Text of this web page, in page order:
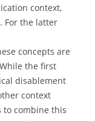
context,
For the latter
concepts are
the first
disablement
context
to combine this